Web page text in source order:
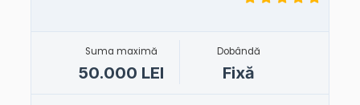
Suma maximă
50.000 LEI
Dobândă
Fixă